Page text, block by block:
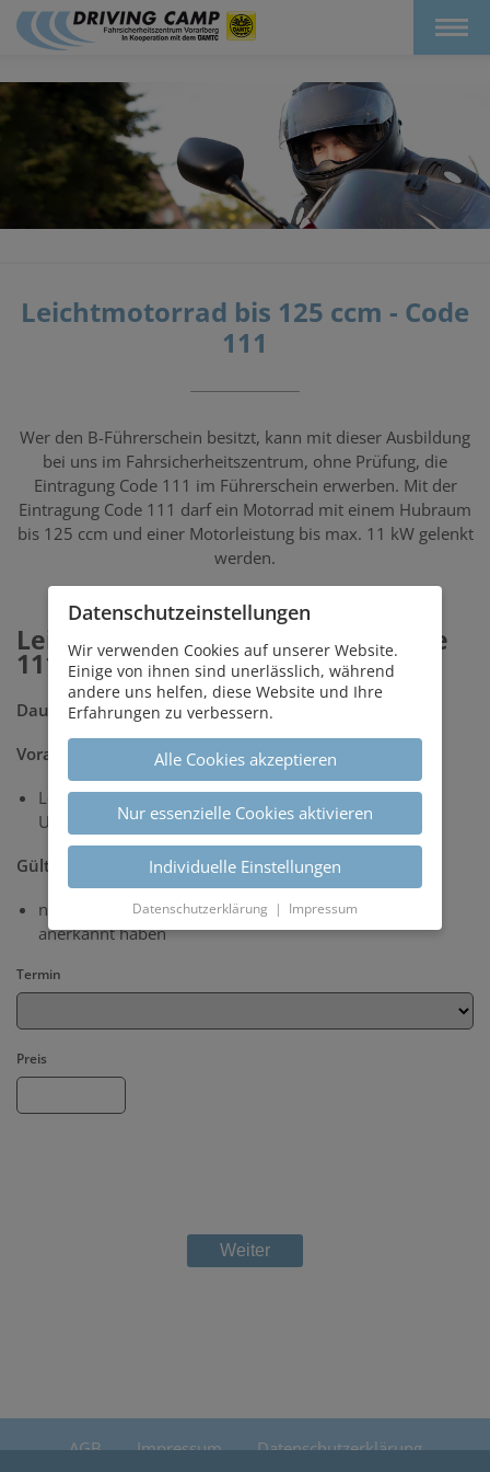
Leichtmotorrad bis 125 ccm - Code
111
Wer den B-Führerschein besitzt, kann mit dieser Ausbildung
bei uns im Fahrsicherheitszentrum, ohne Prüfung, die
Eintragung Code 111 im Führerschein erwerben. Mit der
Eintragung Code 111 darf ein Motorrad mit einem Hubraum
bis 125 ccm und einer Motorleistung bis max. 11 kW gelenkt
werden.
Leichtmotorrad bis 125 ccm - Code
111
Dauer:6 Unterrichtseinheiten
Voraussetzungen:
Lenkberechtigung Klasse B seit 5 Jahren ohne
Unterbrechungen
Gültigkeit:
nur in jenen Ländern, die den Code 111 ausdrücklich
anerkannt haben
Termin
Preis
AGB Impressum
Datenschutzerklärung
Datenschutz­einstellungen
Wir verwenden Cookies auf unserer Website.
Einige von ihnen sind unerlässlich, während
andere uns helfen, diese Website und Ihre
Erfahrungen zu verbessern.
Alle Cookies akzeptieren
Nur essenzielle Cookies aktivieren
Individuelle Einstellungen
Datenschutzerklärung | Impressum